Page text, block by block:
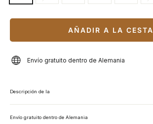
AÑADIR A LA CESTA
Envío gratuito dentro de Alemania
Descripción de la
Envío gratuito dentro de Alemania